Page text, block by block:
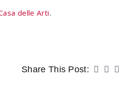
delle Arti.
Share This Post: